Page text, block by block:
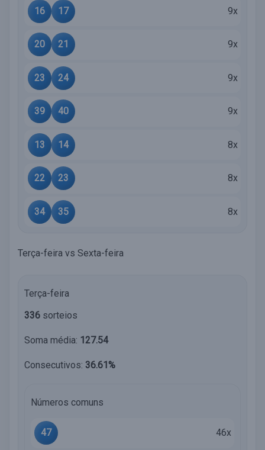
16 17 9x
20 21 9x
23 24 9x
39 40 9x
13 14 8x
22 23 8x
34 35 8x
Terça-feira vs Sexta-feira
Terça-feira
336 sorteios
Soma média: 127.54
Consecutivos: 36.61%
Números comuns
47 46x